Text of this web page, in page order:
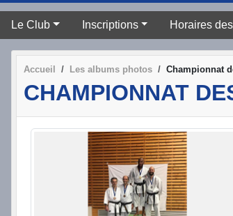
Le Club Inscriptions Horaires
Accueil Les albums photos Championnat
CHAMPIONNAT